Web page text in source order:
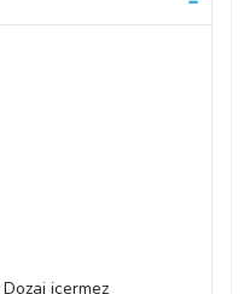
içermez